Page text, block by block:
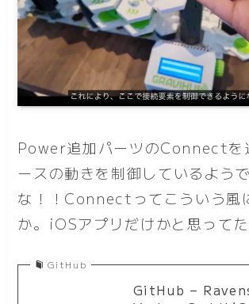
Power追加パーツのConnectを
ースの動きを制御しているよう
な！！Connectってこういう風
か。iOSアプリだけかと思ってた
GitHub
GitHub –